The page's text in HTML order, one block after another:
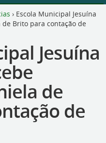
› Escola Municipal Jesuína
Brito para contação de
Jesuína
de
de